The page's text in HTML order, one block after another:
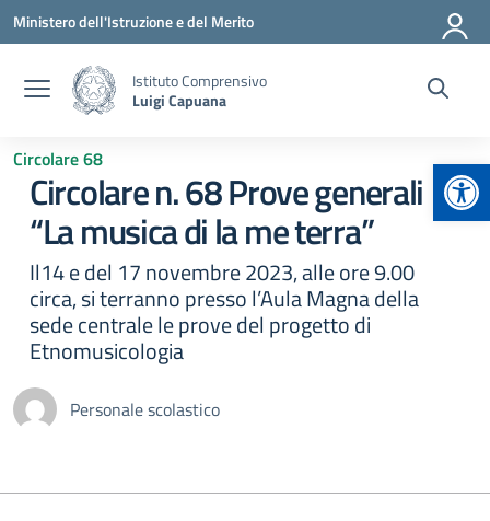
Vai ai contenuti
Vai al menu di navigazione
Vai al footer
Ministero dell'Istruzione e del Merito
Istituto Comprensivo
Luigi Capuana
Circolare 68
Circolare n. 68 Prove generali
“La musica di la me terra”
Il14 e del 17 novembre 2023, alle ore 9.00
circa, si terranno presso l’Aula Magna della
sede centrale le prove del progetto di
Etnomusicologia
Personale scolastico